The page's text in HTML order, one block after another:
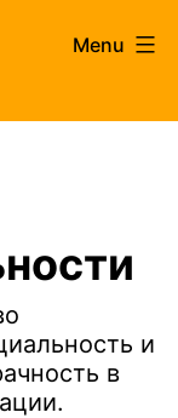
Menu
и
в